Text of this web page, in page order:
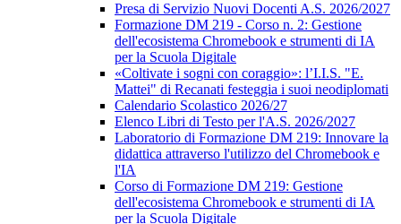
Presa di Servizio Nuovi Docenti A.S. 2026/2027
Formazione DM 219 - Corso n. 2: Gestione
dell'ecosistema Chromebook e strumenti di IA
per la Scuola Digitale
«Coltivate i sogni con coraggio»: l’I.I.S. "E.
Mattei" di Recanati festeggia i suoi neodiplomati
Calendario Scolastico 2026/27
Elenco Libri di Testo per l'A.S. 2026/2027
Laboratorio di Formazione DM 219: Innovare la
didattica attraverso l'utilizzo del Chromebook e
l'IA
Corso di Formazione DM 219: Gestione
dell'ecosistema Chromebook e strumenti di IA
per la Scuola Digitale